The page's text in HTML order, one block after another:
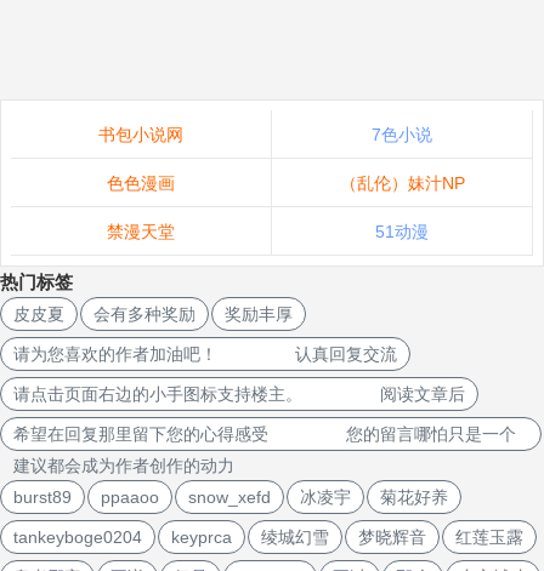
书包小说网 7色小说
色色漫画 （乱伦）妹汁NP
禁漫天堂 51动漫
热门标签
皮皮夏 会有多种奖励 奖励丰厚
请为您喜欢的作者加油吧！ 认真回复交流
请点击页面右边的小手图标支持楼主。 阅读文章后
希望在回复那里留下您的心得感受 您的留言哪怕只是一个
建议都会成为作者创作的动力
burst89
ppaaoo snow_xefd 冰凌宇 菊花好养
tankeyboge0204 keyprca 绫城幻雪 梦晓辉音 红莲玉露